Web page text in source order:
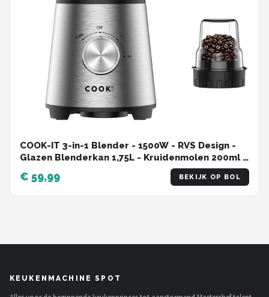
COOK-IT 3-in-1 Blender - 1500W - RVS Design -
Glazen Blenderkan 1,75L - Kruidenmolen 200ml -
Smoothie Meeneembeker 600ml - 2 Snelheden +
Pulsefunctie - Krachtige Multifunctionele
Keukenmixer
€ 59,99 BEKIJK OP BOL
KEUKENMACHINE SPOT